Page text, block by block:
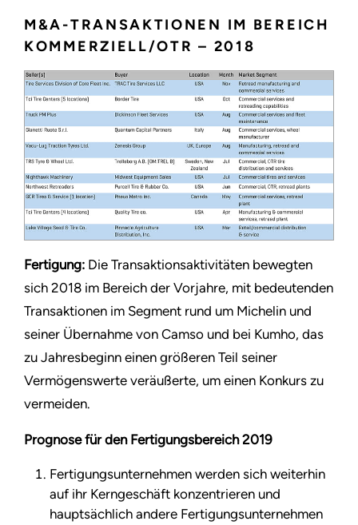
M&A-TRANSAKTIONEN IM BEREICH
KOMMERZIELL/OTR – 2018
Fertigung: Die Transaktionsaktivitäten bewegten
sich 2018 im Bereich der Vorjahre, mit bedeutenden
Transaktionen im Segment rund um Michelin und
seiner Übernahme von Camso und bei Kumho, das
zu Jahresbeginn einen größeren Teil seiner
Vermögenswerte veräußerte, um einen Konkurs zu
vermeiden.
Prognose für den Fertigungsbereich 2019
Fertigungsunternehmen werden sich weiterhin
auf ihr Kerngeschäft konzentrieren und
hauptsächlich andere Fertigungsunternehmen